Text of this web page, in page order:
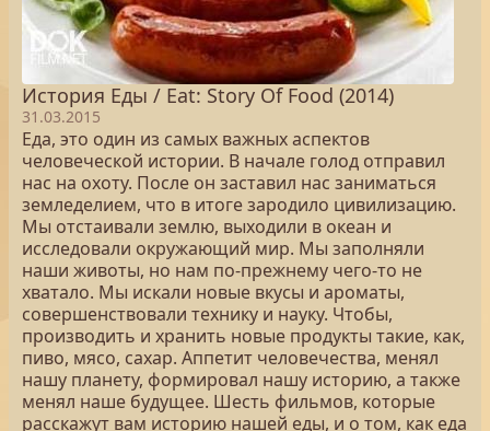
История Еды / Eat: Story Of Food (2014)
31.03.2015
Еда, это один из самых важных аспектов
человеческой истории. В начале голод отправил
нас на охоту. После он заставил нас заниматься
земледелием, что в итоге зародило цивилизацию.
Мы отстаивали землю, выходили в океан и
исследовали окружающий мир. Мы заполняли
наши животы, но нам по-прежнему чего-то не
хватало. Мы искали новые вкусы и ароматы,
совершенствовали технику и науку. Чтобы,
производить и хранить новые продукты такие, как,
пиво, мясо, сахар. Аппетит человечества, менял
нашу планету, формировал нашу историю, а также
менял наше будущее. Шесть фильмов, которые
расскажут вам историю нашей еды, и о том, как еда